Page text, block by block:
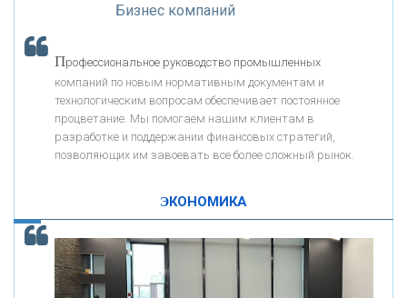
«РОСЕВРОБАНК»
«ПРЕСС-СЛУЖБА ВТБ24»
«АВТОГРАДБАНК»
ОНАС
КОНТАКТЫ
К ак Система быстрых платежей за пять лет
Бизнес компаний
Профессиональное руководство промышленных
компаний по новым нормативным документам и
технологическим вопросам обеспечивает постоянное
процветание. Мы помогаем нашим клиентам в
разработке и поддержании финансовых стратегий,
позволяющих им завоевать все более сложный рынок.
ЭКОНОМИКА